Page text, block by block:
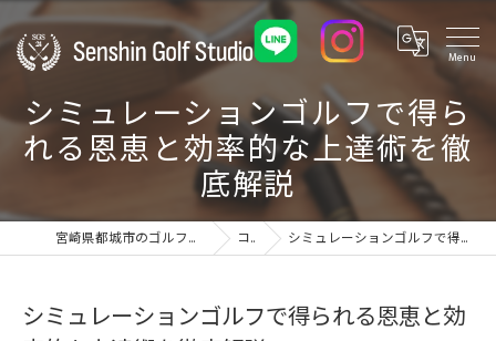
シミュレーションゴルフで得ら
れる恩恵と効率的な上達術を徹
底解説
宮崎県都城市のゴルフ練習場ならSenshin Golf Studio 24 コラム シミュレーションゴルフで得られる恩恵と効率的な上達術を徹底解説
シミュレーションゴルフで得られる恩恵と効